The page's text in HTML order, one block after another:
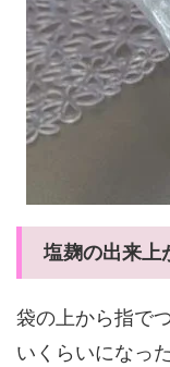
塩麹の出来上
袋の上から指で
いくらいになっ